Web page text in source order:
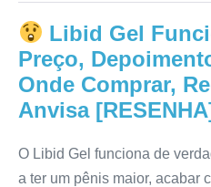
Mesmo?
Mercado
Livre,
Para
que
Serve,
Reclame
Aqui,
Preço
Libid Gel
Preço,
Onde Comprar,
Anvisa
O Libid Gel funciona de
a ter um pênis maior, acabar